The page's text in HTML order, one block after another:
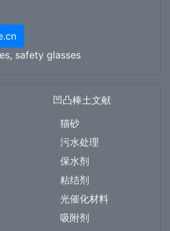
, safety glasses
凹凸棒土文献
猫砂
污水处理
保水剂
粘结剂
光催化材料
吸附剂